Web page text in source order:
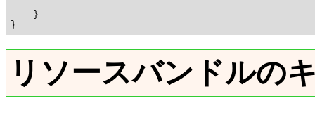
    }
リソースバンドルの